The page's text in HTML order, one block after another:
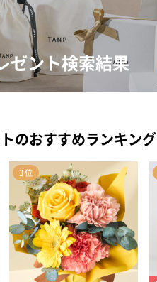
ゼント検索結果
のおすすめランキング